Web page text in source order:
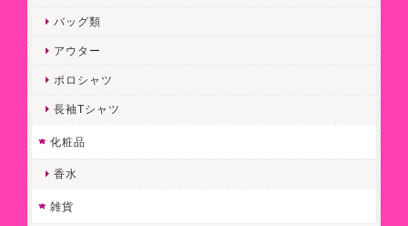
バッグ類
アウター
ポロシャツ
長袖Tシャツ
化粧品
香水
雑貨